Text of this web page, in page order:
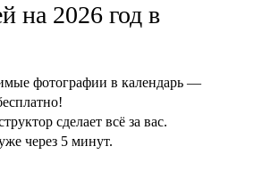
на 2026 год в
фотографии в календарь —
сделает всё за вас.
через 5 минут.